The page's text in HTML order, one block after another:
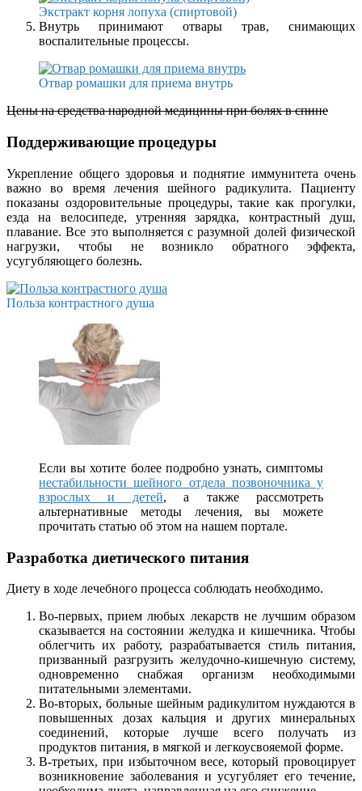
Экстракт корня лопуха (спиртовой)
Внутрь принимают отвары трав, снимающих
воспалительные процессы.
Отвар ромашки для приема внутрь
Цены на средства народной медицины при болях в спине
Поддерживающие процедуры
Укрепление общего здоровья и поднятие иммунитета очень
важно во время лечения шейного радикулита. Пациенту
показаны оздоровительные процедуры, такие как прогулки,
езда на велосипеде, утренняя зарядка, контрастный душ,
плавание. Все это выполняется с разумной долей физической
нагрузки, чтобы не возникло обратного эффекта,
усугубляющего болезнь.
Польза контрастного душа
Если вы хотите более подробно узнать, симптомы
нестабильности шейного отдела позвоночника у
взрослых и детей, а также рассмотреть
альтернативные методы лечения, вы можете
прочитать статью об этом на нашем портале.
Разработка диетического питания
Диету в ходе лечебного процесса соблюдать необходимо.
Во-первых, прием любых лекарств не лучшим образом
сказывается на состоянии желудка и кишечника. Чтобы
облегчить их работу, разрабатывается стиль питания,
призванный разгрузить желудочно-кишечную систему,
одновременно снабжая организм необходимыми
питательными элементами.
Во-вторых, больные шейным радикулитом нуждаются в
повышенных дозах кальция и других минеральных
соединений, которые лучше всего получать из
продуктов питания, в мягкой и легкоусвояемой форме.
В-третьих, при избыточном весе, который провоцирует
возникновение заболевания и усугубляет его течение,